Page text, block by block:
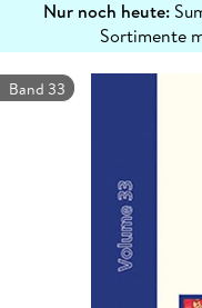
Nur noch heute:
Sortimente
erfahren
Band 33